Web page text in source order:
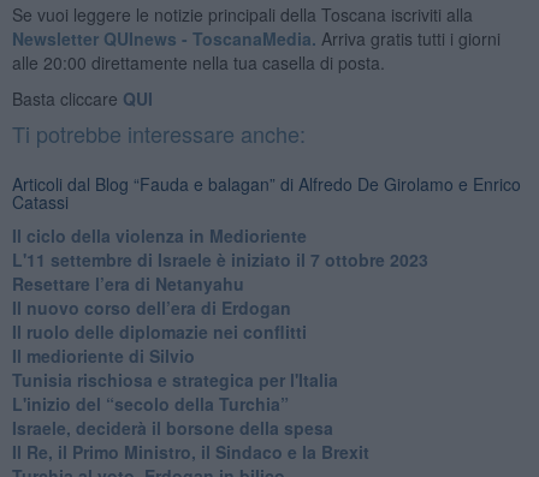
Se vuoi leggere le notizie principali della Toscana iscriviti alla
Newsletter QUInews - ToscanaMedia. Arriva gratis tutti i giorni
alle 20:00 direttamente nella tua casella di posta.
Basta cliccare QUI
Ti potrebbe interessare anche:
Articoli dal Blog “Fauda e balagan” di Alfredo De Girolamo e Enrico
Catassi
Il ciclo della violenza in Medioriente
L'11 settembre di Israele è iniziato il 7 ottobre 2023
Resettare l’era di Netanyahu
​Il nuovo corso dell’era di Erdogan
Il ruolo delle diplomazie nei conflitti
Il medioriente di Silvio
Tunisia rischiosa e strategica per l'Italia
L'inizio del “secolo della Turchia”
Israele, deciderà il borsone della spesa
Il Re, il Primo Ministro, il Sindaco e la Brexit